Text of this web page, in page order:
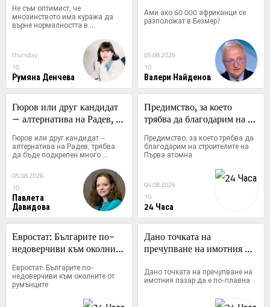
публичните финанси, дано
ме опровергаят
Не съм оптимист, че
мнозинството има куража да
върне нормалността в
публичните финанси, дано ме
thursday
10
Румяна Денчева
Ами ако 60 000 африканци се
разположат в Безмер?
05.08.2026
10
Валери Найденов
Гюров или друг кандидат
– алтернатива на Радев,
много скромно от ПП-ДБ,
иначе ще му навредим
Гюров или друг кандидат –
алтернатива на Радев, трябва
да бъде подкрепен много
скромно от ПП-ДБ, иначе ще му
навредим
05.08.2026
10
Павлета
Давидова
Предимство, за което
трябва да благодарим на
атомна
Предимство, за което трябва да
благодарим на строителите на
Първа атомна
04.08.2026
10
24 Часа
Евростат: Българите по-
недоверчиви към околните
Евростат: Българите по-
недоверчиви към околните от
румънците
Дано точката на
пречупване на имотния
Дано точката на пречупване на
имотния пазар да е по-плавна